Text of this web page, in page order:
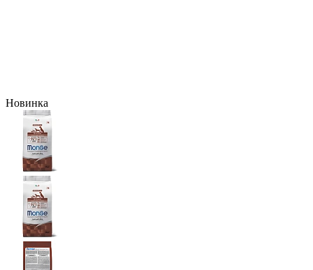
Новинка